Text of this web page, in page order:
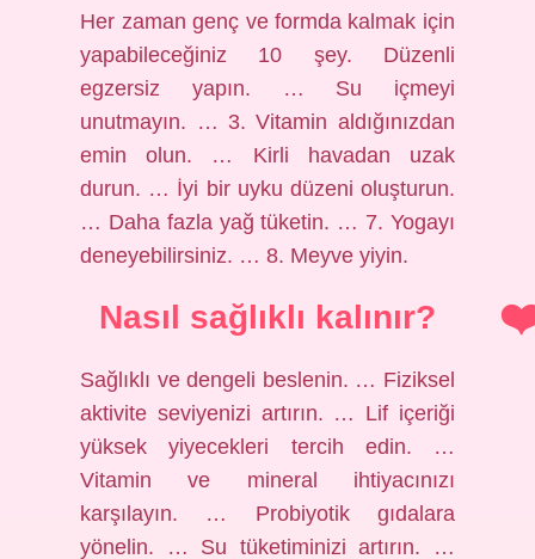
Her zaman genç ve formda kalmak için
yapabileceğiniz 10 şey. Düzenli
egzersiz yapın. … Su içmeyi
unutmayın. … 3. Vitamin aldığınızdan
emin olun. … Kirli havadan uzak
durun. … İyi bir uyku düzeni oluşturun.
… Daha fazla yağ tüketin. … 7. Yogayı
deneyebilirsiniz. … 8. Meyve yiyin.
Nasıl sağlıklı kalınır?
Sağlıklı ve dengeli beslenin. … Fiziksel
aktivite seviyenizi artırın. … Lif içeriği
yüksek yiyecekleri tercih edin. …
Vitamin ve mineral ihtiyacınızı
karşılayın. … Probiyotik gıdalara
yönelin. … Su tüketiminizi artırın. …